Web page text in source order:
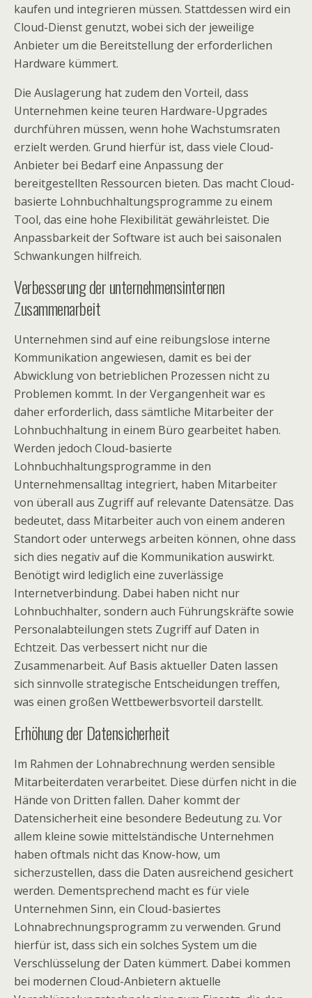
kaufen und integrieren müssen. Stattdessen wird ein
Cloud-Dienst genutzt, wobei sich der jeweilige
Anbieter um die Bereitstellung der erforderlichen
Hardware kümmert.
Die Auslagerung hat zudem den Vorteil, dass
Unternehmen keine teuren Hardware-Upgrades
durchführen müssen, wenn hohe Wachstumsraten
erzielt werden. Grund hierfür ist, dass viele Cloud-
Anbieter bei Bedarf eine Anpassung der
bereitgestellten Ressourcen bieten. Das macht Cloud-
basierte Lohnbuchhaltungsprogramme zu einem
Tool, das eine hohe Flexibilität gewährleistet. Die
Anpassbarkeit der Software ist auch bei saisonalen
Schwankungen hilfreich.
Verbesserung der unternehmensinternen
Zusammenarbeit
Unternehmen sind auf eine reibungslose interne
Kommunikation angewiesen, damit es bei der
Abwicklung von betrieblichen Prozessen nicht zu
Problemen kommt. In der Vergangenheit war es
daher erforderlich, dass sämtliche Mitarbeiter der
Lohnbuchhaltung in einem Büro gearbeitet haben.
Werden jedoch Cloud-basierte
Lohnbuchhaltungsprogramme in den
Unternehmensalltag integriert, haben Mitarbeiter
von überall aus Zugriff auf relevante Datensätze. Das
bedeutet, dass Mitarbeiter auch von einem anderen
Standort oder unterwegs arbeiten können, ohne dass
sich dies negativ auf die Kommunikation auswirkt.
Benötigt wird lediglich eine zuverlässige
Internetverbindung. Dabei haben nicht nur
Lohnbuchhalter, sondern auch Führungskräfte sowie
Personalabteilungen stets Zugriff auf Daten in
Echtzeit. Das verbessert nicht nur die
Zusammenarbeit. Auf Basis aktueller Daten lassen
sich sinnvolle strategische Entscheidungen treffen,
was einen großen Wettbewerbsvorteil darstellt.
Erhöhung der Datensicherheit
Im Rahmen der Lohnabrechnung werden sensible
Mitarbeiterdaten verarbeitet. Diese dürfen nicht in die
Hände von Dritten fallen. Daher kommt der
Datensicherheit eine besondere Bedeutung zu. Vor
allem kleine sowie mittelständische Unternehmen
haben oftmals nicht das Know-how, um
sicherzustellen, dass die Daten ausreichend gesichert
werden. Dementsprechend macht es für viele
Unternehmen Sinn, ein Cloud-basiertes
Lohnabrechnungsprogramm zu verwenden. Grund
hierfür ist, dass sich ein solches System um die
Verschlüsselung der Daten kümmert. Dabei kommen
bei modernen Cloud-Anbietern aktuelle